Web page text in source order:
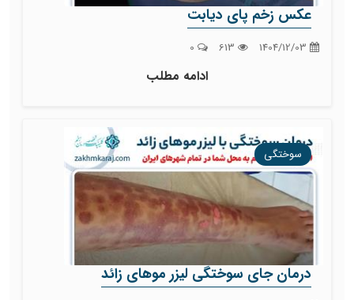
عکس زخم پای دیابت
ادامه مطلب
سوختگی
درمان جای سوختگی لیزر موهای زائد